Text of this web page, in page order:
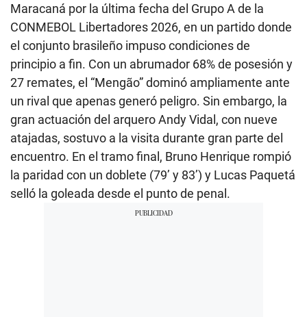
Maracaná por la última fecha del Grupo A de la
CONMEBOL Libertadores 2026, en un partido donde
el conjunto brasileño impuso condiciones de
principio a fin. Con un abrumador 68% de posesión y
27 remates, el “Mengão” dominó ampliamente ante
un rival que apenas generó peligro. Sin embargo, la
gran actuación del arquero Andy Vidal, con nueve
atajadas, sostuvo a la visita durante gran parte del
encuentro. En el tramo final, Bruno Henrique rompió
la paridad con un doblete (79’ y 83’) y Lucas Paquetá
selló la goleada desde el punto de penal.